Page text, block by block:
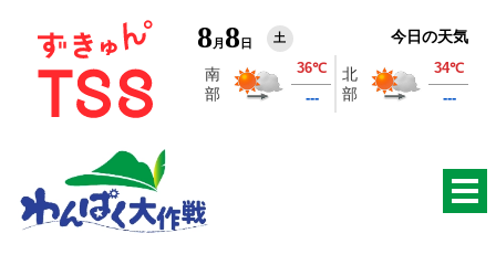
8 月 8 日 土 今日の天気